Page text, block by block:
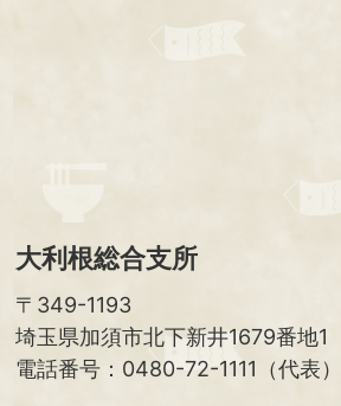
大利根総合支所
〒349-1193
埼玉県加須市北下新井1679番地1
電話番号：0480-72-1111（代表）